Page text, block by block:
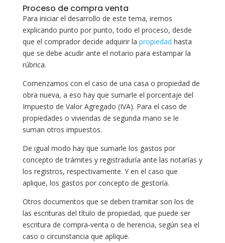
Proceso de compra venta
Para iniciar el desarrollo de este tema, iremos
explicando punto por punto, todo el proceso, desde
que el comprador decide adquirir la propiedad hasta
que se debe acudir ante el notario para estampar la
rúbrica.
Comenzamos con el caso de una casa o propiedad de
obra nueva, a eso hay que sumarle el porcentaje del
Impuesto de Valor Agregado (IVA). Para el caso de
propiedades o viviendas de segunda mano se le
suman otros impuestos.
De igual modo hay que sumarle los gastos por
concepto de trámites y registraduría ante las notarías y
los registros, respectivamente. Y en el caso que
aplique, los gastos por concepto de gestoría.
Otros documentos que se deben tramitar son los de
las escrituras del título de propiedad, que puede ser
escritura de compra-venta o de herencia, según sea el
caso o circunstancia que aplique.